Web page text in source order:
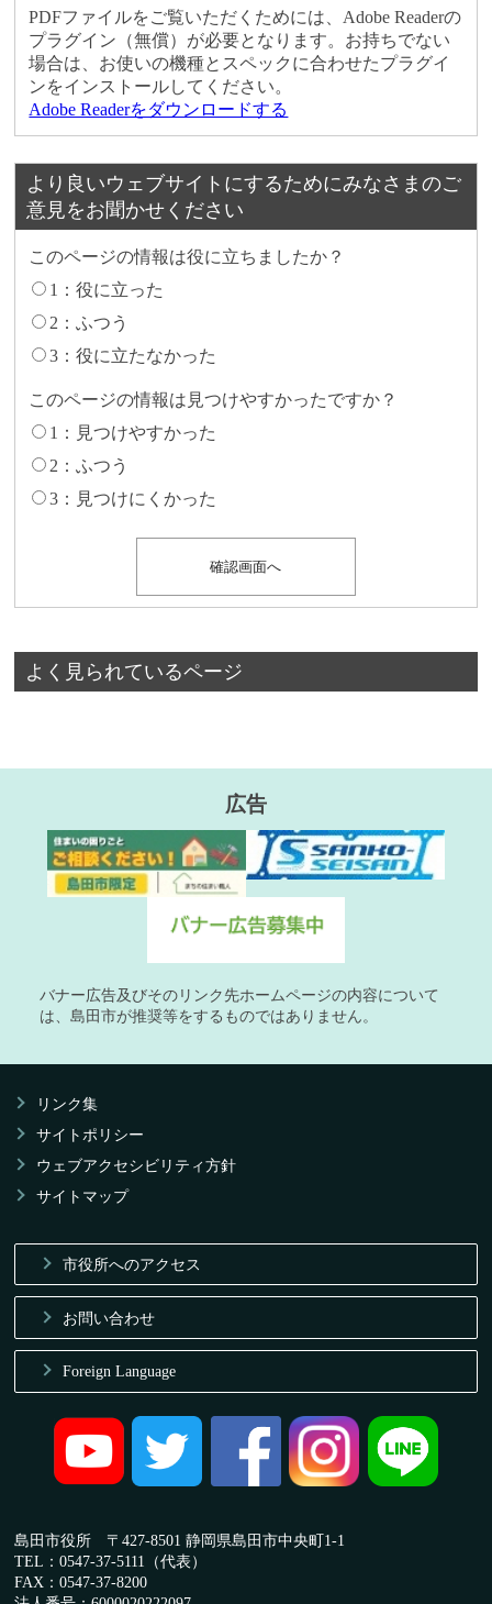
PDFファイルをご覧いただくためには、Adobe Readerの
プラグイン（無償）が必要となります。お持ちでない
場合は、お使いの機種とスペックに合わせたプラグイ
ンをインストールしてください。
Adobe Readerをダウンロードする
より良いウェブサイトにするためにみなさまのご
意見をお聞かせください
このページの情報は役に立ちましたか？
1：役に立った
2：ふつう
3：役に立たなかった
このページの情報は見つけやすかったですか？
1：見つけやすかった
2：ふつう
3：見つけにくかった
よく見られているページ
広告
バナー広告及びそのリンク先ホームページの内容について
は、島田市が推奨等をするものではありません。
リンク集
サイトポリシー
ウェブアクセシビリティ方針
サイトマップ
市役所へのアクセス
お問い合わせ
Foreign Language
島田市役所 〒427-8501 静岡県島田市中央町1-1
TEL：0547-37-5111（代表）
FAX：0547-37-8200